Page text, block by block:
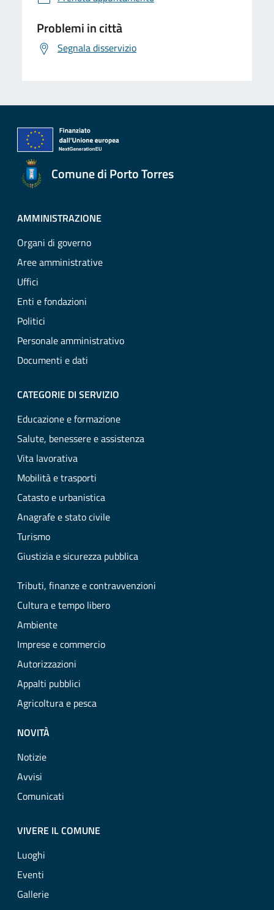
Problemi in città
Segnala disservizio
Comune di Porto Torres
AMMINISTRAZIONE
Organi di governo
Aree amministrative
Uffici
Enti e fondazioni
Politici
Personale amministrativo
Documenti e dati
CATEGORIE DI SERVIZIO
Educazione e formazione
Salute, benessere e assistenza
Vita lavorativa
Mobilità e trasporti
Catasto e urbanistica
Anagrafe e stato civile
Turismo
Giustizia e sicurezza pubblica
Tributi, finanze e contravvenzioni
Cultura e tempo libero
Ambiente
Imprese e commercio
Autorizzazioni
Appalti pubblici
Agricoltura e pesca
NOVITÀ
Notizie
Avvisi
Comunicati
VIVERE IL COMUNE
Luoghi
Eventi
Gallerie